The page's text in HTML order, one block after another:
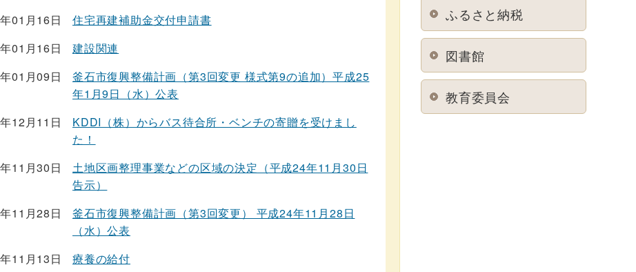
01月16日
住宅再建補助金交付申請書
01月16日
建設関連
01月09日
釜石市復興整備計画（第3回変更 様式第9の追加）平成25
年1月9日（水）公表
12月11日
KDDI（株）からバス待合所・ベンチの寄贈を受けまし
た！
11月30日
土地区画整理事業などの区域の決定（平成24年11月30日
告示）
11月28日
釜石市復興整備計画（第3回変更） 平成24年11月28日
（水）公表
11月13日
療養の給付
ふるさと納税
図書館
教育委員会